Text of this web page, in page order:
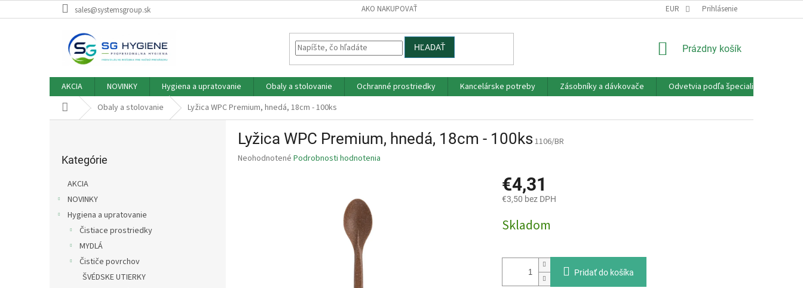
na
sales@systemsgroup.sk AKO NAKUPOVAŤ EUR Prihlásenie
HĽADAŤ
NÁKUPNÝ
Prázdny košík
AKCIA NOVINKY Hygiena a upratovanie Obaly a stolovanie Ochranné prostriedky Kancelárske potreby Zásobníky a dávkovače Odvetvia podľa špecializácie
Domov Obaly a stolovanie Lyžica WPC Premium, hnedá, 18cm - 100ks
kategórie
Kategórie
AKCIA
NOVINKY
Hygiena a upratovanie
Čistiace prostriedky
MYDLÁ
Čističe povrchov
ŠVÉDSKE UTIERKY
Lyžica WPC Premium, hnedá, 18cm - 100ks 1106/BR
Priemerné
Neohodnotené Podrobnosti hodnotenia
€4,31
€3,50 bez DPH
cena:
Skladom
Pridať do košíka